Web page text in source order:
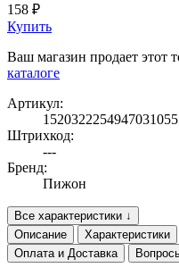
158 ₽
Купить
Ваш магазин продает этот
каталоге
Артикул:
Штрихкод:
---
Бренд:
Пижон
Все характеристики ↓
Описание
Характеристики
Оплата и Доставка